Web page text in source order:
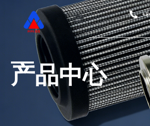
产品中心